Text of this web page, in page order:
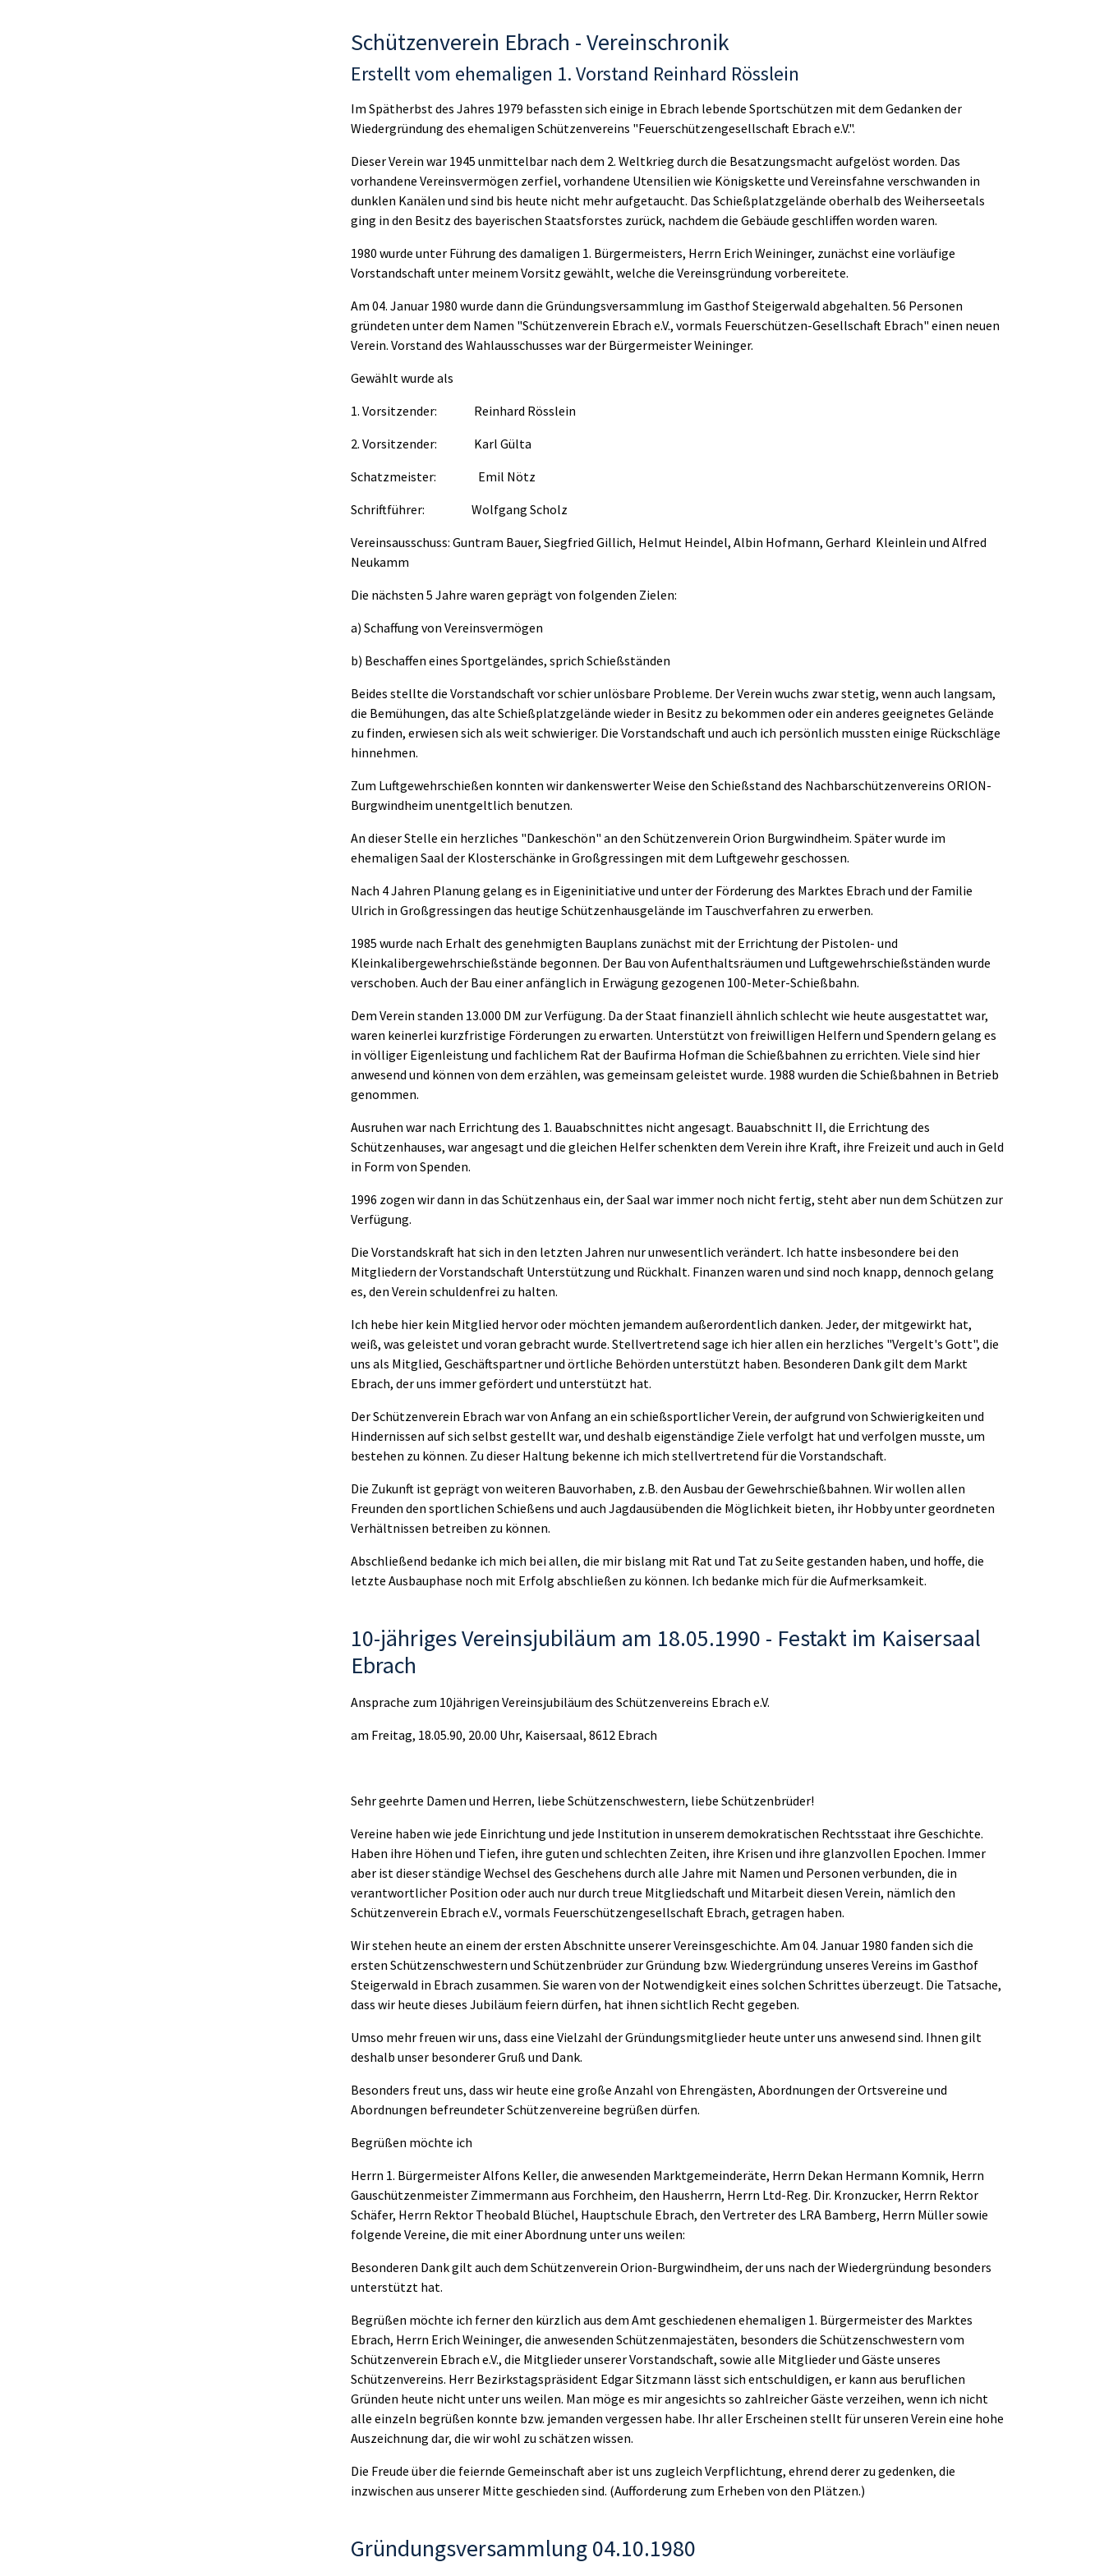
Schützenverein Ebrach - Vereinschronik
Erstellt vom ehemaligen 1. Vorstand Reinhard Rösslein
Im Spätherbst des Jahres 1979 befassten sich einige in Ebrach lebende Sportschützen mit dem Gedanken der
Wiedergründung des ehemaligen Schützenvereins "Feuerschützengesellschaft Ebrach e.V.".
Dieser Verein war 1945 unmittelbar nach dem 2. Weltkrieg durch die Besatzungsmacht aufgelöst worden. Das
vorhandene Vereinsvermögen zerfiel, vorhandene Utensilien wie Königskette und Vereinsfahne verschwanden in
dunklen Kanälen und sind bis heute nicht mehr aufgetaucht. Das Schießplatzgelände oberhalb des Weiherseetals
ging in den Besitz des bayerischen Staatsforstes zurück, nachdem die Gebäude geschliffen worden waren.
1980 wurde unter Führung des damaligen 1. Bürgermeisters, Herrn Erich Weininger, zunächst eine vorläufige
Vorstandschaft unter meinem Vorsitz gewählt, welche die Vereinsgründung vorbereitete.
Am 04. Januar 1980 wurde dann die Gründungsversammlung im Gasthof Steigerwald abgehalten. 56 Personen
gründeten unter dem Namen "Schützenverein Ebrach e.V., vormals Feuerschützen-Gesellschaft Ebrach" einen neuen
Verein. Vorstand des Wahlausschusses war der Bürgermeister Weininger.
Gewählt wurde als
1. Vorsitzender: Reinhard Rösslein
2. Vorsitzender: Karl Gülta
Schatzmeister: Emil Nötz
Schriftführer: Wolfgang Scholz
Vereinsausschuss: Guntram Bauer, Siegfried Gillich, Helmut Heindel, Albin Hofmann, Gerhard Kleinlein und Alfred
Neukamm
Die nächsten 5 Jahre waren geprägt von folgenden Zielen:
a) Schaffung von Vereinsvermögen
b) Beschaffen eines Sportgeländes, sprich Schießständen
Beides stellte die Vorstandschaft vor schier unlösbare Probleme. Der Verein wuchs zwar stetig, wenn auch langsam,
die Bemühungen, das alte Schießplatzgelände wieder in Besitz zu bekommen oder ein anderes geeignetes Gelände
zu finden, erwiesen sich als weit schwieriger. Die Vorstandschaft und auch ich persönlich mussten einige Rückschläge
hinnehmen.
Zum Luftgewehrschießen konnten wir dankenswerter Weise den Schießstand des Nachbarschützenvereins ORION-
Burgwindheim unentgeltlich benutzen.
An dieser Stelle ein herzliches "Dankeschön" an den Schützenverein Orion Burgwindheim. Später wurde im
ehemaligen Saal der Klosterschänke in Großgressingen mit dem Luftgewehr geschossen.
Nach 4 Jahren Planung gelang es in Eigeninitiative und unter der Förderung des Marktes Ebrach und der Familie
Ulrich in Großgressingen das heutige Schützenhausgelände im Tauschverfahren zu erwerben.
1985 wurde nach Erhalt des genehmigten Bauplans zunächst mit der Errichtung der Pistolen- und
Kleinkalibergewehrschießstände begonnen. Der Bau von Aufenthaltsräumen und Luftgewehrschießständen wurde
verschoben. Auch der Bau einer anfänglich in Erwägung gezogenen 100-Meter-Schießbahn.
Dem Verein standen 13.000 DM zur Verfügung. Da der Staat finanziell ähnlich schlecht wie heute ausgestattet war,
waren keinerlei kurzfristige Förderungen zu erwarten. Unterstützt von freiwilligen Helfern und Spendern gelang es
in völliger Eigenleistung und fachlichem Rat der Baufirma Hofman die Schießbahnen zu errichten. Viele sind hier
anwesend und können von dem erzählen, was gemeinsam geleistet wurde. 1988 wurden die Schießbahnen in Betrieb
genommen.
Ausruhen war nach Errichtung des 1. Bauabschnittes nicht angesagt. Bauabschnitt II, die Errichtung des
Schützenhauses, war angesagt und die gleichen Helfer schenkten dem Verein ihre Kraft, ihre Freizeit und auch in Geld
in Form von Spenden.
1996 zogen wir dann in das Schützenhaus ein, der Saal war immer noch nicht fertig, steht aber nun dem Schützen zur
Verfügung.
Die Vorstandskraft hat sich in den letzten Jahren nur unwesentlich verändert. Ich hatte insbesondere bei den
Mitgliedern der Vorstandschaft Unterstützung und Rückhalt. Finanzen waren und sind noch knapp, dennoch gelang
es, den Verein schuldenfrei zu halten.
Ich hebe hier kein Mitglied hervor oder möchten jemandem außerordentlich danken. Jeder, der mitgewirkt hat,
weiß, was geleistet und voran gebracht wurde. Stellvertretend sage ich hier allen ein herzliches "Vergelt's Gott", die
uns als Mitglied, Geschäftspartner und örtliche Behörden unterstützt haben. Besonderen Dank gilt dem Markt
Ebrach, der uns immer gefördert und unterstützt hat.
Der Schützenverein Ebrach war von Anfang an ein schießsportlicher Verein, der aufgrund von Schwierigkeiten und
Hindernissen auf sich selbst gestellt war, und deshalb eigenständige Ziele verfolgt hat und verfolgen musste, um
bestehen zu können. Zu dieser Haltung bekenne ich mich stellvertretend für die Vorstandschaft.
Die Zukunft ist geprägt von weiteren Bauvorhaben, z.B. den Ausbau der Gewehrschießbahnen. Wir wollen allen
Freunden den sportlichen Schießens und auch Jagdausübenden die Möglichkeit bieten, ihr Hobby unter geordneten
Verhältnissen betreiben zu können.
Abschließend bedanke ich mich bei allen, die mir bislang mit Rat und Tat zu Seite gestanden haben, und hoffe, die
letzte Ausbauphase noch mit Erfolg abschließen zu können. Ich bedanke mich für die Aufmerksamkeit.
10-jähriges Vereinsjubiläum am 18.05.1990 - Festakt im Kaisersaal
Ebrach
Ansprache zum 10jährigen Vereinsjubiläum des Schützenvereins Ebrach e.V.
am Freitag, 18.05.90, 20.00 Uhr, Kaisersaal, 8612 Ebrach
Sehr geehrte Damen und Herren, liebe Schützenschwestern, liebe Schützenbrüder!
Vereine haben wie jede Einrichtung und jede Institution in unserem demokratischen Rechtsstaat ihre Geschichte.
Haben ihre Höhen und Tiefen, ihre guten und schlechten Zeiten, ihre Krisen und ihre glanzvollen Epochen. Immer
aber ist dieser ständige Wechsel des Geschehens durch alle Jahre mit Namen und Personen verbunden, die in
verantwortlicher Position oder auch nur durch treue Mitgliedschaft und Mitarbeit diesen Verein, nämlich den
Schützenverein Ebrach e.V., vormals Feuerschützengesellschaft Ebrach, getragen haben.
Wir stehen heute an einem der ersten Abschnitte unserer Vereinsgeschichte. Am 04. Januar 1980 fanden sich die
ersten Schützenschwestern und Schützenbrüder zur Gründung bzw. Wiedergründung unseres Vereins im Gasthof
Steigerwald in Ebrach zusammen. Sie waren von der Notwendigkeit eines solchen Schrittes überzeugt. Die Tatsache,
dass wir heute dieses Jubiläum feiern dürfen, hat ihnen sichtlich Recht gegeben.
Umso mehr freuen wir uns, dass eine Vielzahl der Gründungsmitglieder heute unter uns anwesend sind. Ihnen gilt
deshalb unser besonderer Gruß und Dank.
Besonders freut uns, dass wir heute eine große Anzahl von Ehrengästen, Abordnungen der Ortsvereine und
Abordnungen befreundeter Schützenvereine begrüßen dürfen.
Begrüßen möchte ich
Herrn 1. Bürgermeister Alfons Keller, die anwesenden Marktgemeinderäte, Herrn Dekan Hermann Komnik, Herrn
Gauschützenmeister Zimmermann aus Forchheim, den Hausherrn, Herrn Ltd-Reg. Dir. Kronzucker, Herrn Rektor
Schäfer, Herrn Rektor Theobald Blüchel, Hauptschule Ebrach, den Vertreter des LRA Bamberg, Herrn Müller sowie
folgende Vereine, die mit einer Abordnung unter uns weilen:
Besonderen Dank gilt auch dem Schützenverein Orion-Burgwindheim, der uns nach der Wiedergründung besonders
unterstützt hat.
Begrüßen möchte ich ferner den kürzlich aus dem Amt geschiedenen ehemaligen 1. Bürgermeister des Marktes
Ebrach, Herrn Erich Weininger, die anwesenden Schützenmajestäten, besonders die Schützenschwestern vom
Schützenverein Ebrach e.V., die Mitglieder unserer Vorstandschaft, sowie alle Mitglieder und Gäste unseres
Schützenvereins. Herr Bezirkstagspräsident Edgar Sitzmann lässt sich entschuldigen, er kann aus beruflichen
Gründen heute nicht unter uns weilen. Man möge es mir angesichts so zahlreicher Gäste verzeihen, wenn ich nicht
alle einzeln begrüßen konnte bzw. jemanden vergessen habe. Ihr aller Erscheinen stellt für unseren Verein eine hohe
Auszeichnung dar, die wir wohl zu schätzen wissen.
Die Freude über die feiernde Gemeinschaft aber ist uns zugleich Verpflichtung, ehrend derer zu gedenken, die
inzwischen aus unserer Mitte geschieden sind. (Aufforderung zum Erheben von den Plätzen.)
Gründungsversammlung 04.10.1980